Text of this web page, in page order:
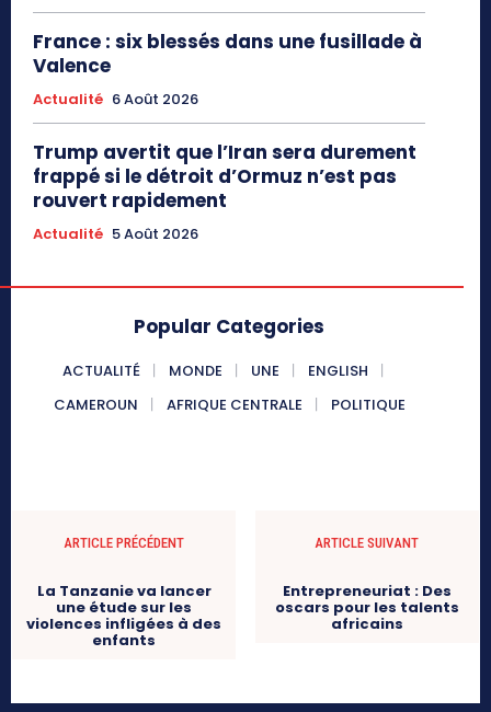
France : six blessés dans une fusillade à
Valence
Actualité 6 Août 2026
Trump avertit que l’Iran sera durement
frappé si le détroit d’Ormuz n’est pas
rouvert rapidement
Actualité 5 Août 2026
Popular Categories
ACTUALITÉ MONDE UNE
ENGLISH
CAMEROUN
AFRIQUE CENTRALE POLITIQUE
ARTICLE PRÉCÉDENT
La Tanzanie va lancer
une étude sur les
violences infligées à des
enfants
ARTICLE SUIVANT
Entrepreneuriat : Des
oscars pour les talents
africains